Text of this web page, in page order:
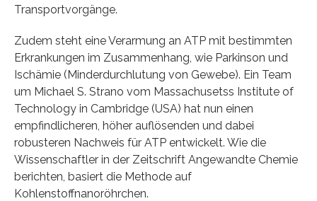
Transportvorgänge.
Zudem steht eine Verarmung an ATP mit bestimmten
Erkrankungen im Zusammenhang, wie Parkinson und
Ischämie (Minderdurchlutung von Gewebe). Ein Team
um Michael S. Strano vom Massachusetss Institute of
Technology in Cambridge (USA) hat nun einen
empfindlicheren, höher auflösenden und dabei
robusteren Nachweis für ATP entwickelt. Wie die
Wissenschaftler in der Zeitschrift Angewandte Chemie
berichten, basiert die Methode auf
Kohlenstoffnanoröhrchen.